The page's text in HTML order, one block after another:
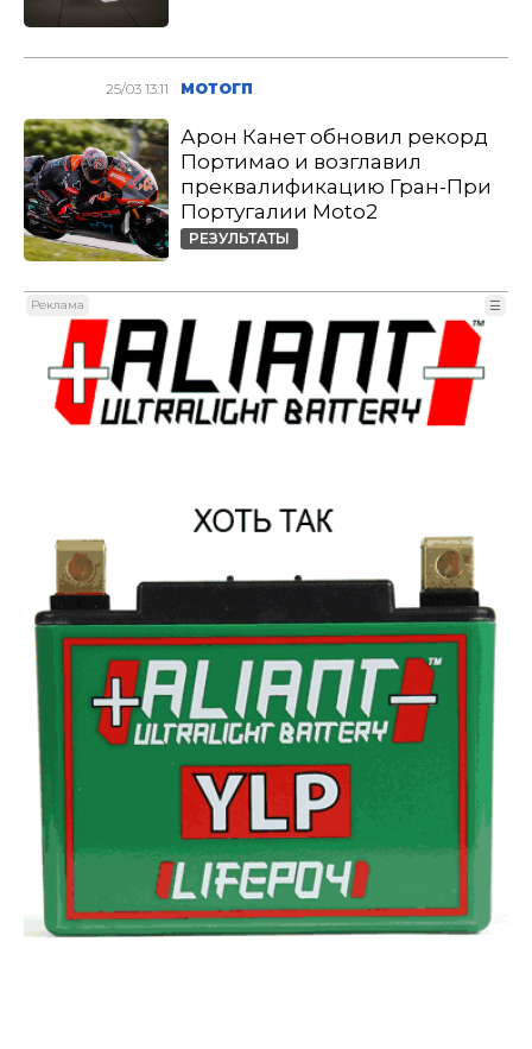
25/03 13:11 МОТОГП
Арон Канет обновил рекорд
Портимао и возглавил
преквалификацию Гран-При
Португалии Moto2
РЕЗУЛЬТАТЫ
Реклама ☰